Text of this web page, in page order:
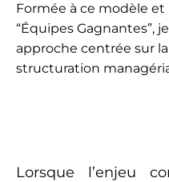
Formée à ce modèle
“Équipes Gagnantes”,
approche centrée sur
structuration
Lorsque l’enjeu